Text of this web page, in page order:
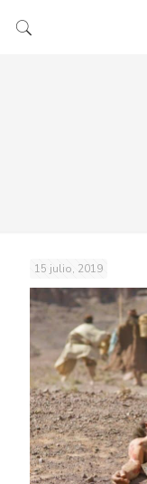
15 julio, 2019